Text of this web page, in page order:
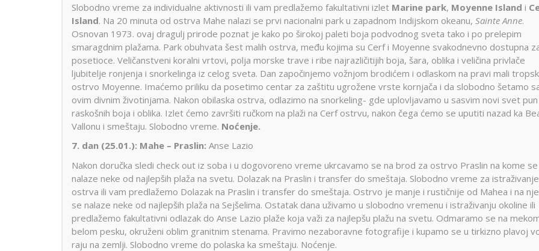
Slobodno vreme za individualne aktivnosti ili vam predlažemo fakultativni izlet Marine park, Moyenne Island i
Island. Na 20 minuta od ostrva Mahe nalazi se prvi nacionalni park u zapadnom Indijskom okeanu, Sainte Anne.
Osnovan 1973. ovaj dragulj prirode poznat je kako po širokoj paleti boja podvodnog sveta tako i po prelepim
smaragdnim plažama. Park obuhvata šest malih ostrva, među kojima su Cerf i Moyenne svakodnevno dostupna
posetioce. Veličanstveni koralni vrtovi, polja morske trave i ribe najrazličitijih boja, šara, oblika i veličina privlače
ljubitelje ronjenja i snorkelinga iz celog sveta. Dan započinjemo vožnjom brodićem i odlaskom na pravi mali
ostrvo Moyenne. Imaćemo priliku da posetimo centar za zaštitu ugrožene vrste kornjača i da slobodno šetamo
ovim divnim životinjama. Nakon obilaska ostrva, odlazimo na snorkeling- gde uplovljavamo u sasvim novi svet pun
raskošnih boja i oblika. Izlet ćemo završiti ručkom na plaži na Cerf ostrvu, nakon čega ćemo se uputiti nazad ka
Vallonu i smeštaju. Slobodno vreme. Noćenje.
7. dan (25.01.): Mahe – Praslin: Anse Lazio
Nakon doručka sledi check out iz soba i u dogovoreno vreme ukrcavamo se na brod za ostrvo Praslin na kome se
nalaze neke od najlepših plaža na svetu. Dolazak na Praslin i transfer do smeštaja. Slobodno vreme za istraživanje
ostrva ili vam predlažemo Dolazak na Praslin i transfer do smeštaja. Ostrvo je manje i rustičnije od Mahea i na
se nalaze neke od najlepših plaža na Sejšelima. Ostatak dana uživamo u slobodno vremenu i istraživanju okoline ili
predlažemo fakultativni odlazak do Anse Lazio plaže koja važi za najlepšu plažu na svetu. Odmaramo se na
belom pesku, okruženi oblim granitnim stenama. Pravimo nezaboravne fotografije i kupamo se u tirkizno plavoj
raju na zemlji. Slobodno vreme do polaska ka smeštaju. Noćenje.